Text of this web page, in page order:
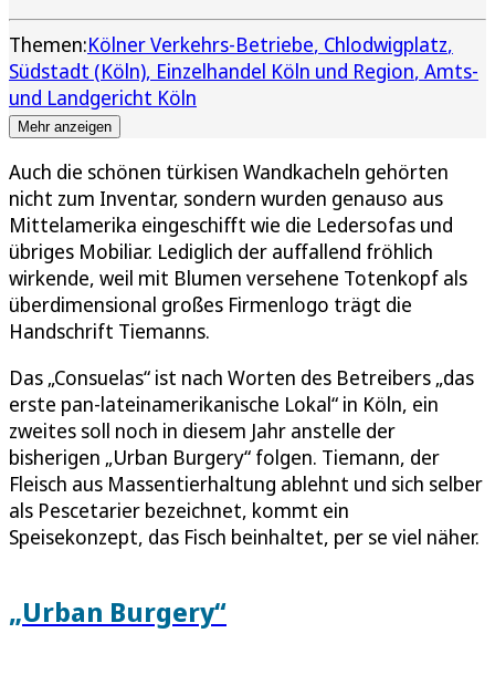
Themen:Kölner Verkehrs-Betriebe Chlodwigplatz
Südstadt (Köln) Einzelhandel Köln und Region Amts-
und Landgericht Köln
Mehr anzeigen
Auch die schönen türkisen Wandkacheln gehörten
nicht zum Inventar, sondern wurden genauso aus
Mittelamerika eingeschifft wie die Ledersofas und
übriges Mobiliar. Lediglich der auffallend fröhlich
wirkende, weil mit Blumen versehene Totenkopf als
überdimensional großes Firmenlogo trägt die
Handschrift Tiemanns.
Das „Consuelas“ ist nach Worten des Betreibers „das
erste pan-lateinamerikanische Lokal“ in Köln, ein
zweites soll noch in diesem Jahr anstelle der
bisherigen „Urban Burgery“ folgen. Tiemann, der
Fleisch aus Massentierhaltung ablehnt und sich selber
als Pescetarier bezeichnet, kommt ein
Speisekonzept, das Fisch beinhaltet, per se viel näher.
„Urban Burgery“